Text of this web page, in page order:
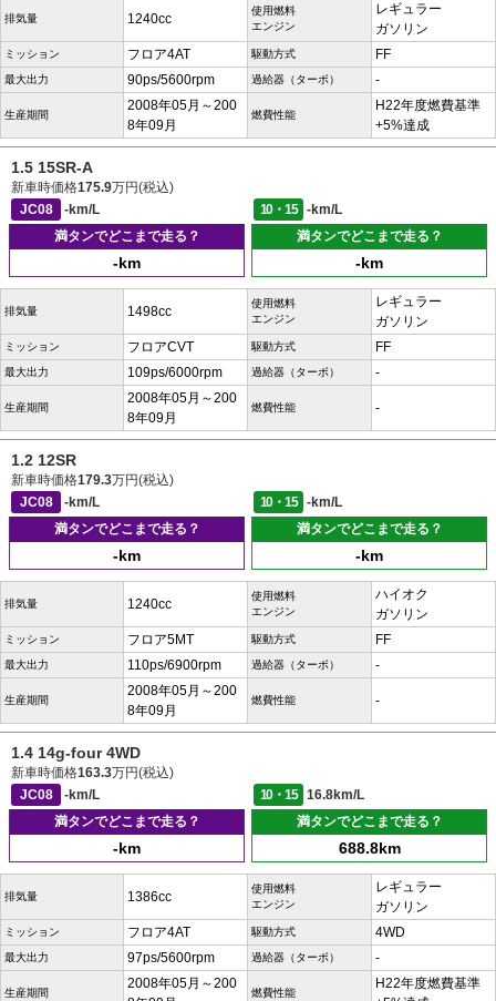
排気量 1240cc
使用燃料
エンジン
レギュラー
ガソリン
ミッション フロア4AT 駆動方式 FF
最大出力 90ps/5600rpm 過給器（ターボ） -
生産期間
2008年05月～200
8年09月
燃費性能
H22年度燃費基準
+5%達成
1.5 15SR-A
新車時価格175.9万円(税込)
JC08
-km/L 10・15
-km/L
満タンでどこまで走る？
-km
満タンでどこまで走る？
-km
排気量 1498cc
使用燃料
エンジン
レギュラー
ガソリン
ミッション フロアCVT 駆動方式 FF
最大出力 109ps/6000rpm 過給器（ターボ） -
生産期間
2008年05月～200
8年09月
燃費性能 -
1.2 12SR
新車時価格179.3万円(税込)
JC08
-km/L 10・15
-km/L
満タンでどこまで走る？
-km
満タンでどこまで走る？
-km
排気量 1240cc
使用燃料
エンジン
ハイオク
ガソリン
ミッション フロア5MT 駆動方式 FF
最大出力 110ps/6900rpm 過給器（ターボ） -
生産期間
2008年05月～200
8年09月
燃費性能 -
1.4 14g-four 4WD
新車時価格163.3万円(税込)
JC08
-km/L 10・15
16.8km/L
満タンでどこまで走る？
-km
満タンでどこまで走る？
688.8km
排気量 1386cc
使用燃料
エンジン
レギュラー
ガソリン
ミッション フロア4AT 駆動方式 4WD
最大出力 97ps/5600rpm 過給器（ターボ） -
生産期間
2008年05月～200
燃費性能
H22年度燃費基準